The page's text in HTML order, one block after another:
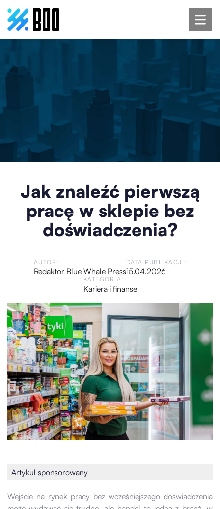
Jak znaleźć pierwszą
pracę w sklepie bez
doświadczenia?
AUTOR:
Redaktor Blue Whale Press
DATA PUBLIKACJI:
15.04.2026
KATEGORIA:
Kariera i finanse
Artykuł sponsorowany
Wejście na rynek pracy bez wcześniejszego doświadczenia